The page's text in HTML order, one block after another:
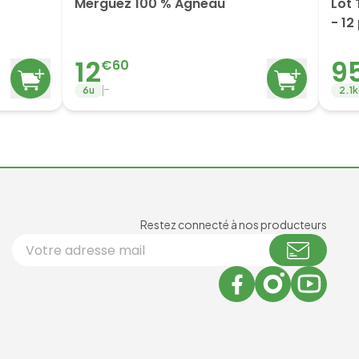
12€60
6u -
-
2.1
Restez connecté à nos producteurs
Votre adresse email